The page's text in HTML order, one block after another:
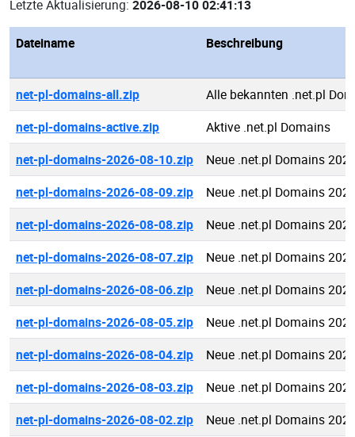
Letzte Aktualisierung: 2026-08-10 02:41:13
Dateiname Beschreibung
net-pl-domains-all.zip
Alle bekannten .net.pl
net-pl-domains-active.zip
Aktive .net.pl Domains
net-pl-domains-2026-08-10.zip
Neue .net.pl Domains
net-pl-domains-2026-08-09.zip
Neue .net.pl Domains
net-pl-domains-2026-08-08.zip
Neue .net.pl Domains
net-pl-domains-2026-08-07.zip
Neue .net.pl Domains
net-pl-domains-2026-08-06.zip
Neue .net.pl Domains
net-pl-domains-2026-08-05.zip
Neue .net.pl Domains
net-pl-domains-2026-08-04.zip
Neue .net.pl Domains
net-pl-domains-2026-08-03.zip
Neue .net.pl Domains
net-pl-domains-2026-08-02.zip
Neue .net.pl Domains